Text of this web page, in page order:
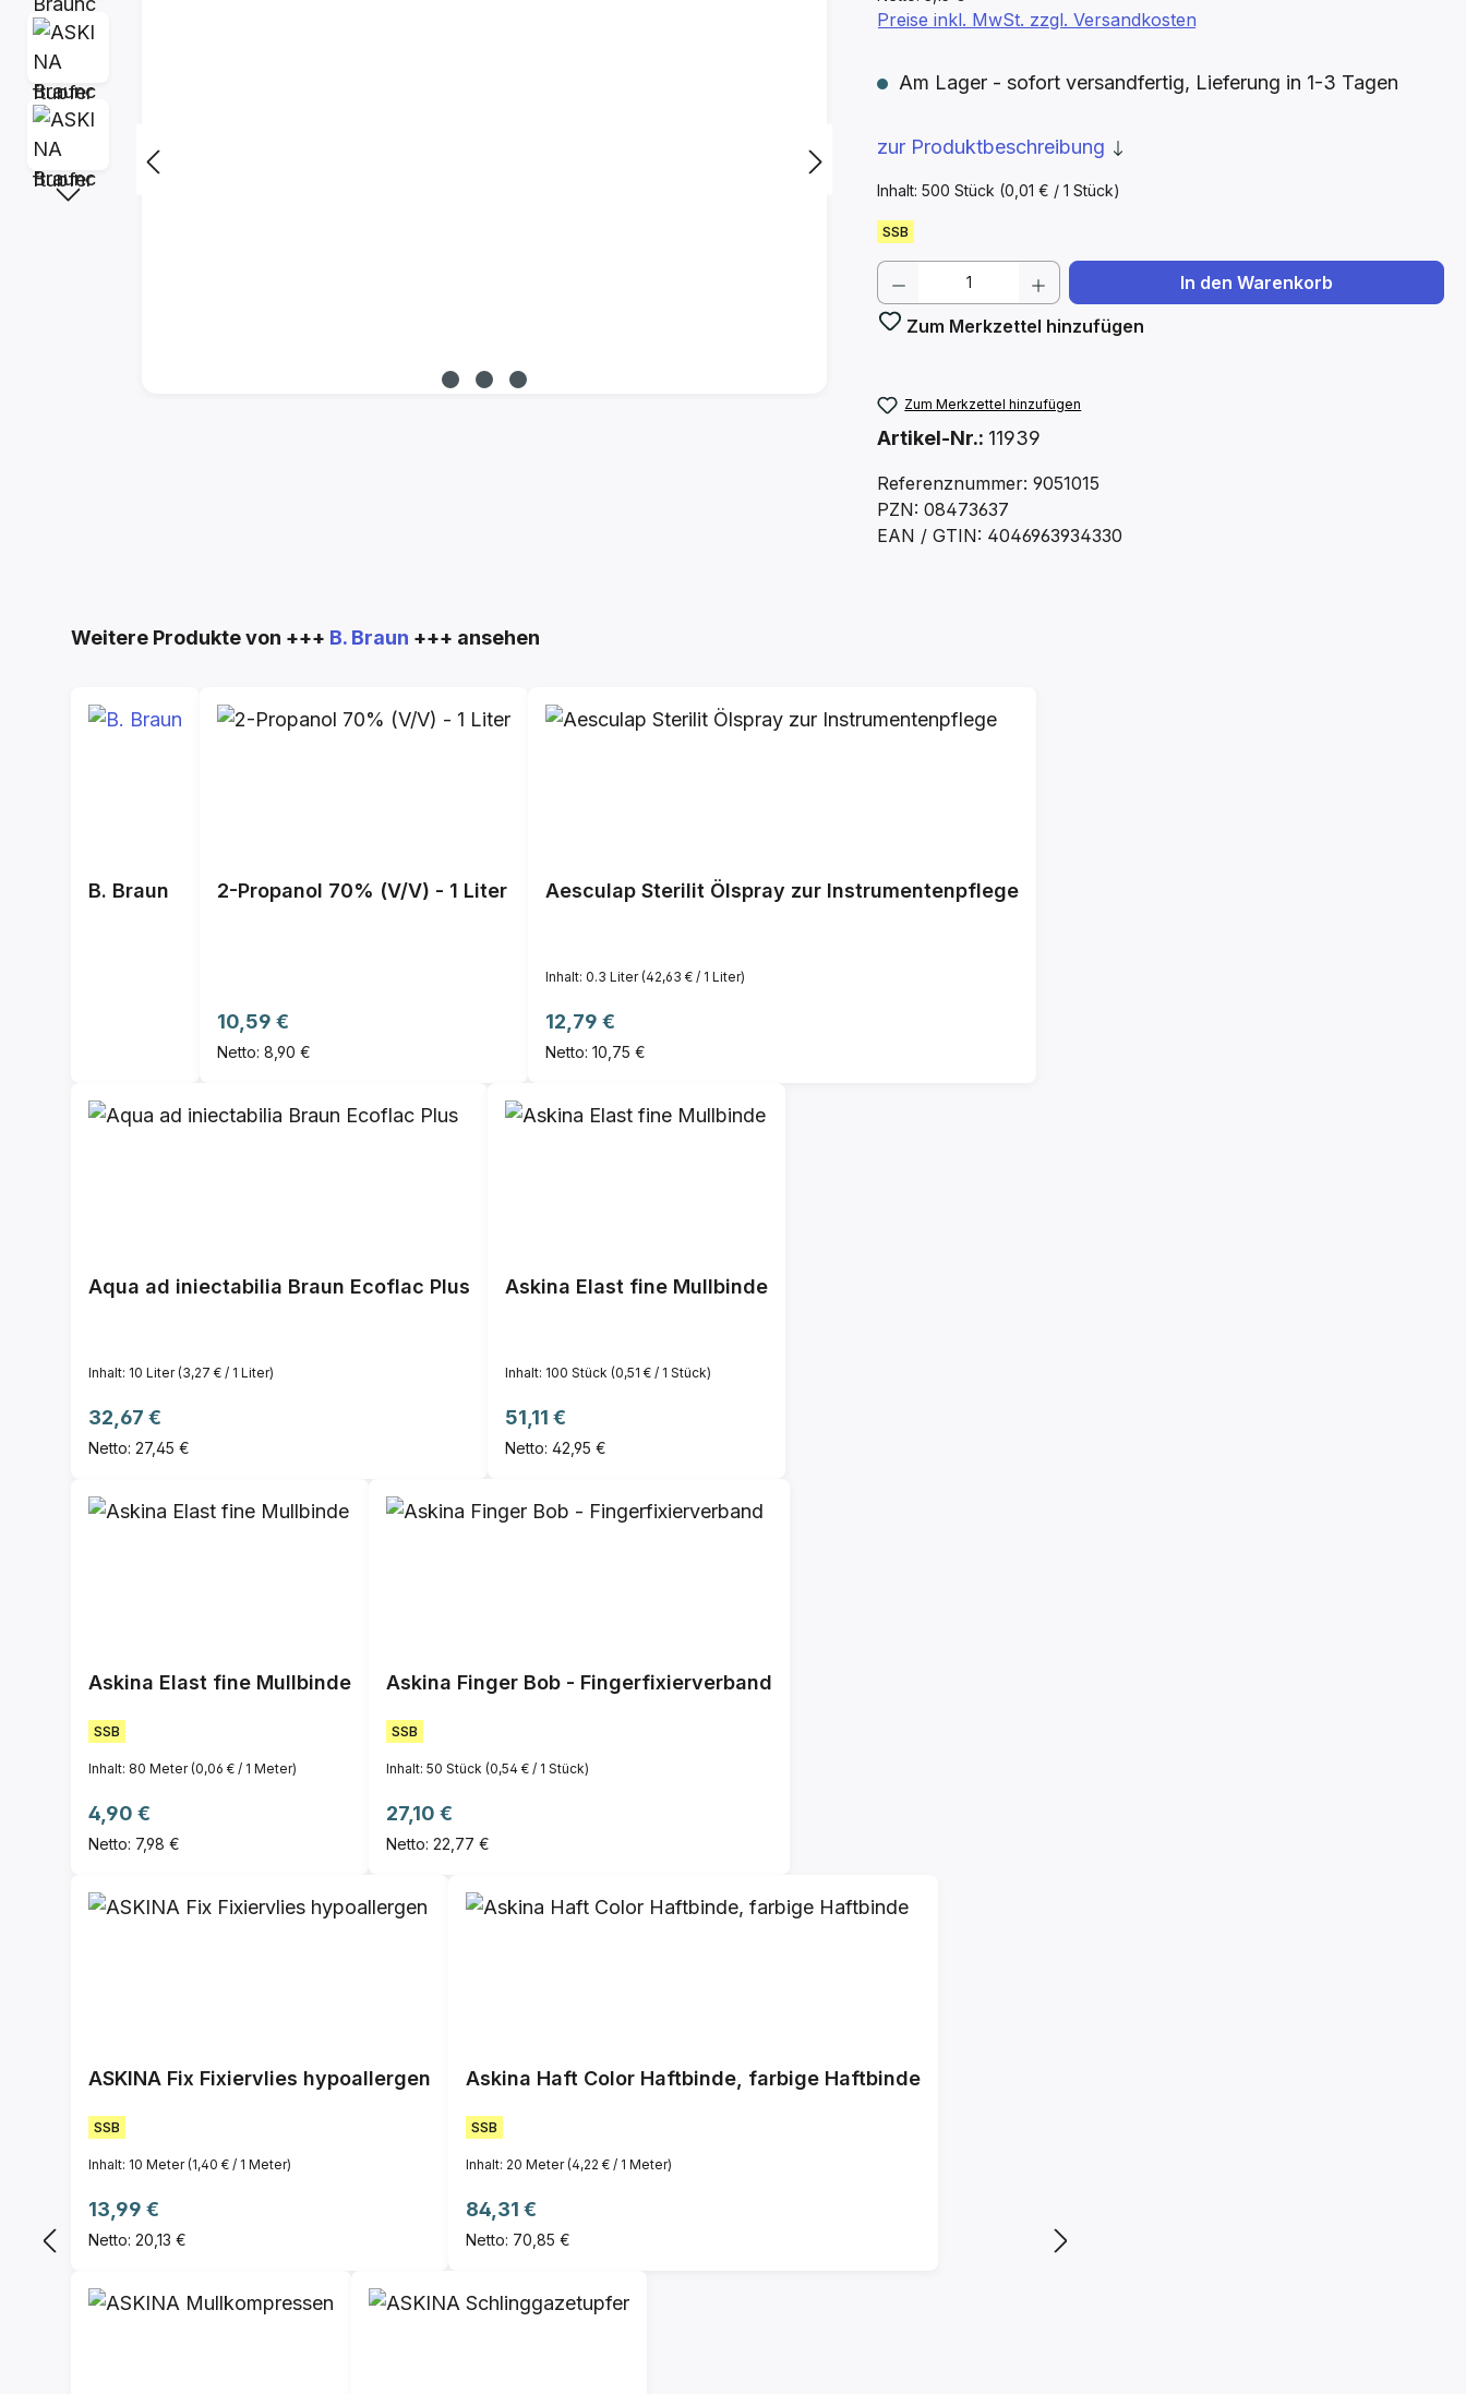
Inhalt: 500 Stück (0,01 € / 1 Stück)
Preise inkl. MwSt. zzgl. Versandkosten
Am Lager - sofort versandfertig, Lieferung in 1-3 Tagen
SSB
zur Produktbeschreibung
Produkt Anzahl: Gib den gewünschten Wert
In den Warenkorb
Zum Merkzettel hinzufügen
Zum Merkzettel hinzufügen
Artikel-Nr.: 11939
Referenznummer: 9051015
PZN: 08473637
EAN / GTIN: 4046963934330
Produktgalerie überspringen
Weitere Produkte von +++ B. Braun +++ ansehen
B. Braun 2-Propanol 70% (V/V) - 1 Liter
Regulärer Preis:
10,59 €
Netto: 8,90 €
Aesculap Sterilit Ölspray zur Instrumentenpflege
Inhalt: 0.3 Liter(42,63 € / 1 Liter)
Regulärer Preis:
12,79 €
Netto: 10,75 €
Aqua ad iniectabilia Braun Ecoflac Plus
Inhalt: 10 Liter(3,27 € / 1 Liter)
Regulärer Preis:
32,67 €
Netto: 27,45 €
Askina Elast fine Mullbinde
Inhalt: 100 Stück (0,51 € / 1 Stück)
Regulärer Preis:
51,11 €
Netto: 42,95 €
Askina Elast fine Mullbinde
SSB
Inhalt: 80 Meter(0,06 € / 1 Meter)
Regulärer Preis:
4,90 €
Netto: 7,98 €
Askina Finger Bob - Fingerfixierverband
SSB
Inhalt: 50 Stück (0,54 € / 1 Stück)
Regulärer Preis:
27,10 €
Netto: 22,77 €
ASKINA Fix Fixiervlies hypoallergen
SSB
Inhalt: 10 Meter(1,40 € / 1 Meter)
Regulärer Preis:
13,99 €
Netto: 20,13 €
Askina Haft Color Haftbinde, farbige Haftbinde
SSB
Inhalt: 20 Meter(4,22 € / 1 Meter)
Regulärer Preis:
84,31 €
Netto: 70,85 €